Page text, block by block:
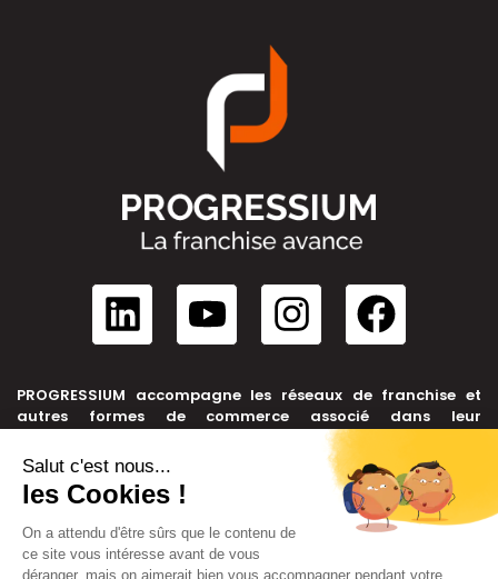
PROGRESSIUM accompagne les réseaux de franchise et
autres formes de commerce associé dans leur
développement, depuis leur création jusqu’à leur cession.
NOUS CONTACTER
+33 6 99 39 91 46